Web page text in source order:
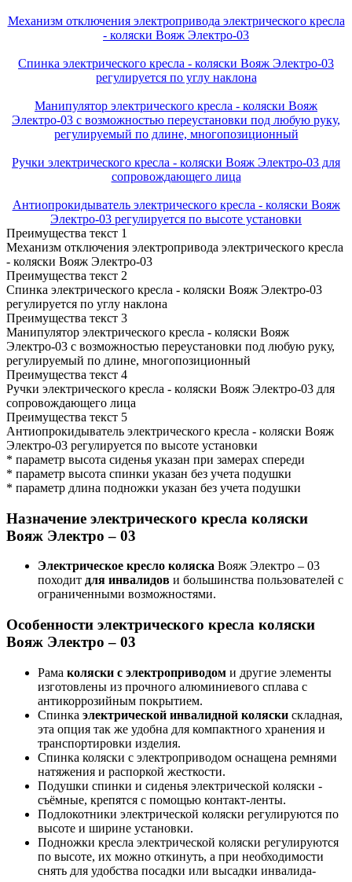
Механизм отключения электропривода электрического кресла
- коляски Вояж Электро-03
Спинка электрического кресла - коляски Вояж Электро-03
регулируется по углу наклона
Манипулятор электрического кресла - коляски Вояж
Электро-03 с возможностью переустановки под любую руку,
регулируемый по длине, многопозиционный
Ручки электрического кресла - коляски Вояж Электро-03 для
сопровождающего лица
Антиопрокидыватель электрического кресла - коляски Вояж
Электро-03 регулируется по высоте установки
Преимущества текст 1
Механизм отключения электропривода электрического кресла
- коляски Вояж Электро-03
Преимущества текст 2
Спинка электрического кресла - коляски Вояж Электро-03
регулируется по углу наклона
Преимущества текст 3
Манипулятор электрического кресла - коляски Вояж
Электро-03 с возможностью переустановки под любую руку,
регулируемый по длине, многопозиционный
Преимущества текст 4
Ручки электрического кресла - коляски Вояж Электро-03 для
сопровождающего лица
Преимущества текст 5
Антиопрокидыватель электрического кресла - коляски Вояж
Электро-03 регулируется по высоте установки
* параметр высота сиденья указан при замерах спереди
* параметр высота спинки указан без учета подушки
* параметр длина подножки указан без учета подушки
Назначение электрического кресла коляски
Вояж Электро – 03
Электрическое кресло коляска Вояж Электро – 03
походит для инвалидов и большинства пользователей с
ограниченными возможностями.
Особенности электрического кресла коляски
Вояж Электро – 03
Рама коляски с электроприводом и другие элементы
изготовлены из прочного алюминиевого сплава с
антикоррозийным покрытием.
Спинка электрической инвалидной коляски складная,
эта опция так же удобна для компактного хранения и
транспортировки изделия.
Cпинка коляски с электроприводом оснащена ремнями
натяжения и распоркой жесткости.
Подушки спинки и сиденья электрической коляски -
съёмные, крепятся с помощью контакт-ленты.
Подлокотники электрической коляски регулируются по
высоте и ширине установки.
Подножки кресла электрической коляски регулируются
по высоте, их можно откинуть, а при необходимости
снять для удобства посадки или высадки инвалида-